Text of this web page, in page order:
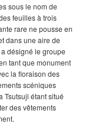
sous le nom de
feuilles à trois
rare ne pousse en
dans une aire de
désigné le groupe
tant que monument
la floraison des
scéniques
Tsutsuji étant situé
des vêtements